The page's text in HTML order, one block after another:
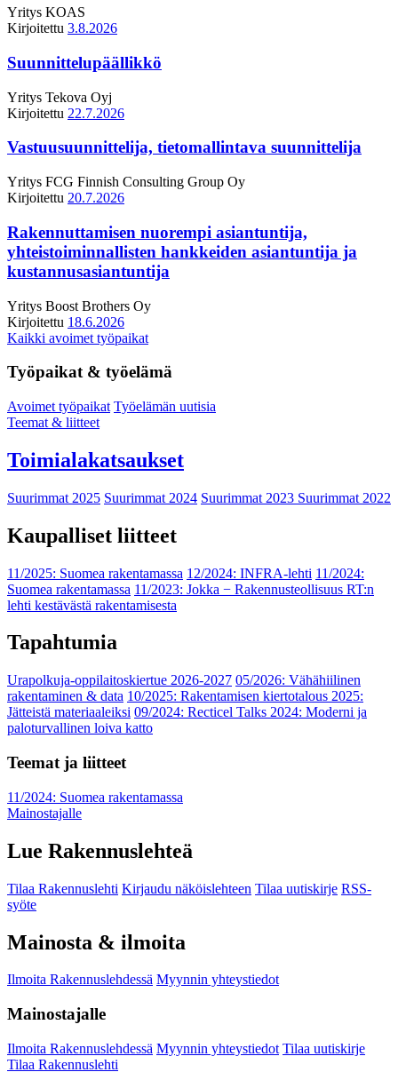
Yritys KOAS
Kirjoitettu 3.8.2026
Suunnittelupäällikkö
Yritys Tekova Oyj
Kirjoitettu 22.7.2026
Vastuusuunnittelija, tietomallintava suunnittelija
Yritys FCG Finnish Consulting Group Oy
Kirjoitettu 20.7.2026
Rakennuttamisen nuorempi asiantuntija,
yhteistoiminnallisten hankkeiden asiantuntija ja
kustannusasiantuntija
Yritys Boost Brothers Oy
Kirjoitettu 18.6.2026
Kaikki avoimet työpaikat
Työpaikat & työelämä
Avoimet työpaikat Työelämän uutisia
Teemat & liitteet
Toimialakatsaukset
Suurimmat 2025 Suurimmat 2024 Suurimmat 2023 Suurimmat 2022
Kaupalliset liitteet
11/2025: Suomea rakentamassa 12/2024: INFRA-lehti 11/2024:
Suomea rakentamassa 11/2023: Jokka − Rakennusteollisuus RT:n
lehti kestävästä rakentamisesta
Tapahtumia
Urapolkuja-oppilaitoskiertue 2026-2027 05/2026: Vähähiilinen
rakentaminen & data 10/2025: Rakentamisen kiertotalous 2025:
Jätteistä materiaaleiksi 09/2024: Recticel Talks 2024: Moderni ja
paloturvallinen loiva katto
Teemat ja liitteet
11/2024: Suomea rakentamassa
Mainostajalle
Lue Rakennuslehteä
Tilaa Rakennuslehti Kirjaudu näköislehteen Tilaa uutiskirje RSS-
syöte
Mainosta & ilmoita
Ilmoita Rakennuslehdessä Myynnin yhteystiedot
Mainostajalle
Ilmoita Rakennuslehdessä Myynnin yhteystiedot Tilaa uutiskirje
Tilaa Rakennuslehti